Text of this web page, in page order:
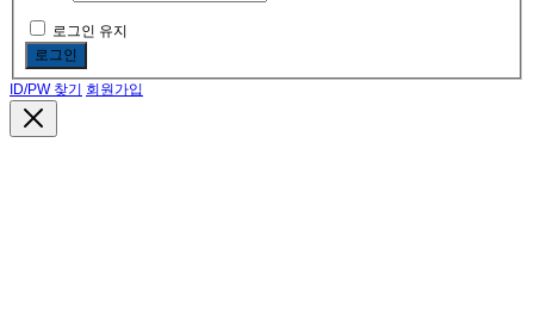
로그인 유지
로그인
ID/PW 찾기 회원가입